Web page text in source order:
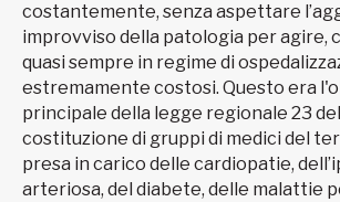
costantemente, senza aspettare
improvviso della patologia per agire,
quasi sempre in regime di
estremamente costosi. Questo era
principale della legge regionale 23 del
costituzione di gruppi di medici del
presa in carico delle cardiopatie,
arteriosa, del diabete, delle malattie